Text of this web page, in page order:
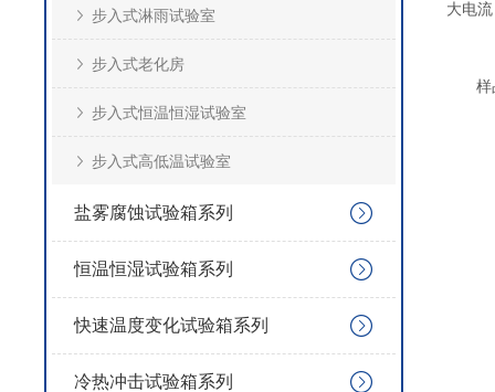
步入式淋雨试验室
步入式老化房
步入式恒温恒湿试验室
步入式高低温试验室
盐雾腐蚀试验箱系列
恒温恒湿试验箱系列
快速温度变化试验箱系列
冷热冲击试验箱系列
大电流
样